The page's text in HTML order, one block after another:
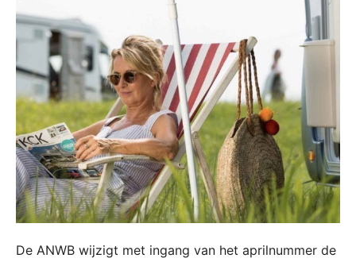
De ANWB wijzigt met ingang van het aprilnummer de